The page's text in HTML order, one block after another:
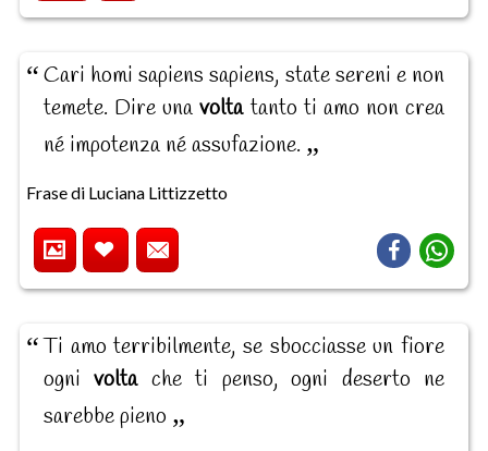
Cari homi sapiens sapiens, state sereni e non
temete. Dire unavoltatanto ti amo non crea
né impotenza né assufazione.
Frase di Luciana Littizzetto
Ti amo terribilmente, se sbocciasse un fiore
ognivoltache ti penso, ogni deserto ne
sarebbe pieno